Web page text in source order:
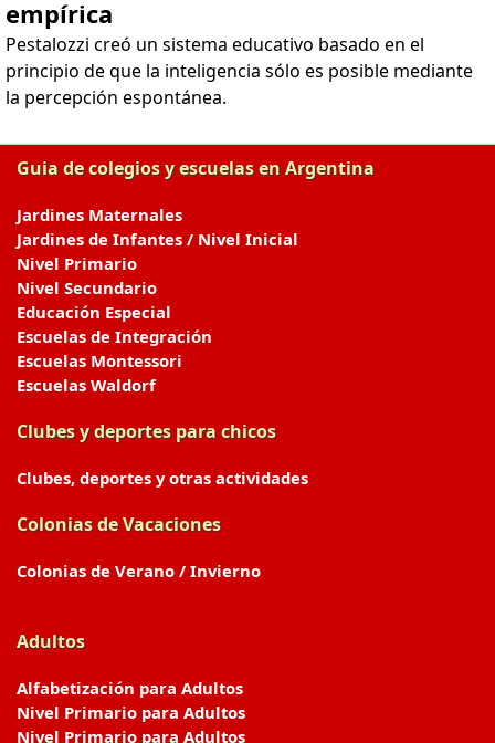
empírica
Pestalozzi creó un sistema educativo basado en el
principio de que la inteligencia sólo es posible mediante
la percepción espontánea.
Guia de colegios y escuelas en Argentina
Jardines Maternales
Jardines de Infantes / Nivel Inicial
Nivel Primario
Nivel Secundario
Educación Especial
Escuelas de Integración
Escuelas Montessori
Escuelas Waldorf
Clubes y deportes para chicos
Clubes, deportes y otras actividades
Colonias de Vacaciones
Colonias de Verano / Invierno
Adultos
Alfabetización para Adultos
Nivel Primario para Adultos
Nivel Primario para Adultos